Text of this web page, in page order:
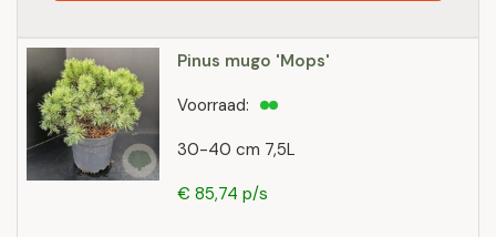
Pinus mugo 'Mops'
30-40 cm 7,5L
Voorraad:
€ 85,74 p/s